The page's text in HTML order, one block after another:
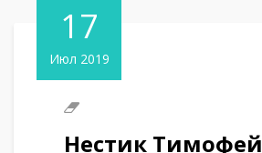
17
Июл 2019
Нестик Тимофей